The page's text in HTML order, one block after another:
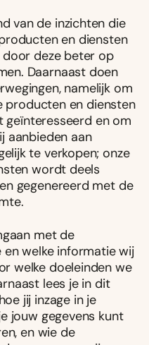
van de inzichten die
en diensten
door deze beter op
Daarnaast doen
namelijk om
producten en diensten
geïnteresseerd en om
aanbieden aan
te verkopen; onze
wordt deels
gegenereerd met de
met de
welke informatie wij
welke doeleinden we
lees je in dit
jij inzage in je
jouw gegevens kunt
en wie de